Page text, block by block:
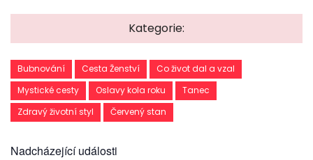
Kategorie:
Bubnování Cesta Ženství
Co život dal a vzal
Mystické cesty
Oslavy kola roku
Tanec
Zdravý životní styl
Červený stan
Nadcházející události